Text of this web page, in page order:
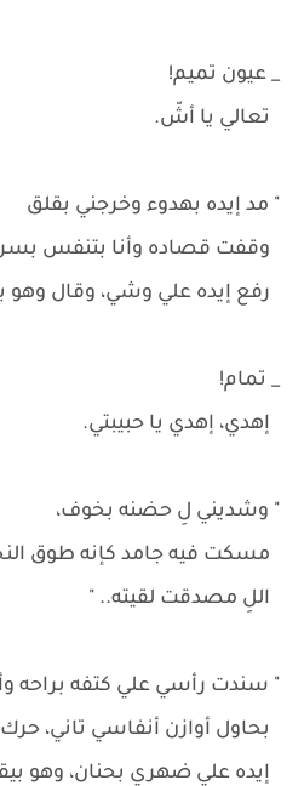
_ عيون تميم!
تعالي يا أشّ.
" مد إيده بهدوء وخرجني بقلق
وقفت قصاده وأنا بتنفس
رفع إيده علي وشي، وقال وهو
_ تمام!
إهدي، إهدي يا حبيبتي.
" وشديني لِ حضنه بخوف،
مسكت فيه جامد كإنه طوق
اللِ مصدقت لقيته.. "
" سندت رأسي علي كتفه براحه
بحاول أوازن أنفاسي تاني،
إيده علي ضهري بحنان، وهو